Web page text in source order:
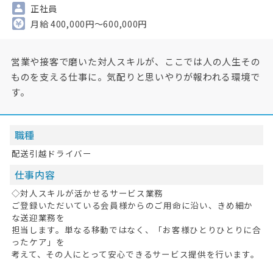
正社員
月給 400,000円～600,000円
営業や接客で磨いた対人スキルが、ここでは人の人生その
ものを支える仕事に。気配りと思いやりが報われる環境で
す。
職種
配送引越ドライバー
仕事内容
◇対人スキルが活かせるサービス業務
ご登録いただいている会員様からのご用命に沿い、きめ細か
な送迎業務を
担当します。単なる移動ではなく、「お客様ひとりひとりに合
ったケア」を
考えて、その人にとって安心できるサービス提供を行います。